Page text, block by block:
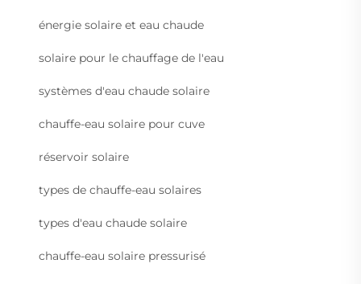
énergie solaire et eau chaude
solaire pour le chauffage de l'eau
systèmes d'eau chaude solaire
chauffe-eau solaire pour cuve
réservoir solaire
types de chauffe-eau solaires
types d'eau chaude solaire
chauffe-eau solaire pressurisé